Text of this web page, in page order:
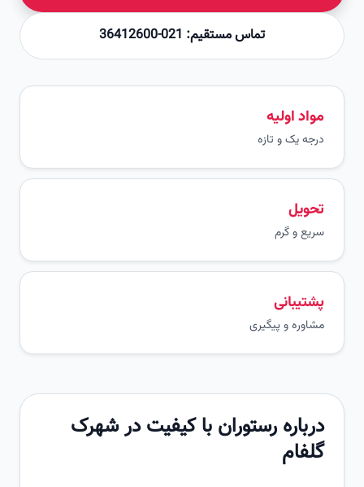
تماس مستقیم: 021-36412600
مواد اولیه
درجه یک و تازه
سریع و گرم
پشتیبانی
مشاوره و پیگیری
درباره رستوران با کیفیت در شهرک
گلفام